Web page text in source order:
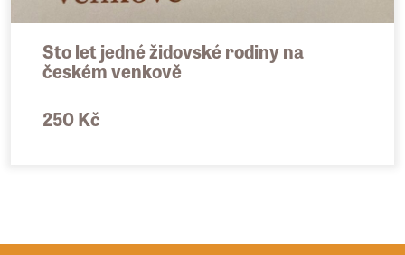
Sto let jedné židovské rodiny na
českém venkově
250 Kč